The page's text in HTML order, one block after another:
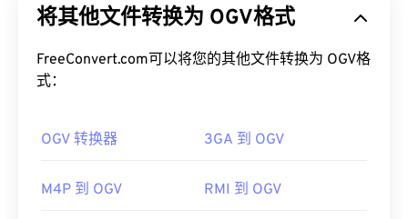
MOV 文件的版本为 2.0 或更早版本，则可以使用
Windows Media Player
台，包括移动设备。
们是 AutoCAD AutoFlix 和 ROSE Online。这两种文
编解码器的一部分，该系列由非营利组织 Xiph.Org
OGV 可以时分复用 (TDM)音频、视频、文本（字
幕）和元数据。它支持流媒体以及
如何打开 OGV 文件？
VLC 媒体播放器
是打开 OGV 文件的最佳选择。其他
将其他文件转换为 OGV格式
FreeConvert.com可以将您的其他文件转换为 OGV格
式：
OGV 转换器 3GA 到 OGV
M4P 到 OGV RMI 到 OGV